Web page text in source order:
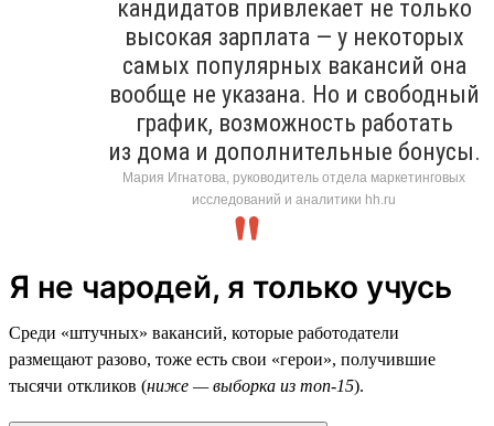
кандидатов привлекает не только
высокая зарплата — у некоторых
самых популярных вакансий она
вообще не указана. Но и свободный
график, возможность работать
из дома и дополнительные бонусы.
Мария Игнатова, руководитель отдела маркетинговых
исследований и аналитики hh.ru
Я не чародей, я только учусь
Среди «штучных» вакансий, которые работодатели
размещают разово, тоже есть свои «герои», получившие
тысячи откликов (ниже — выборка из топ-15).